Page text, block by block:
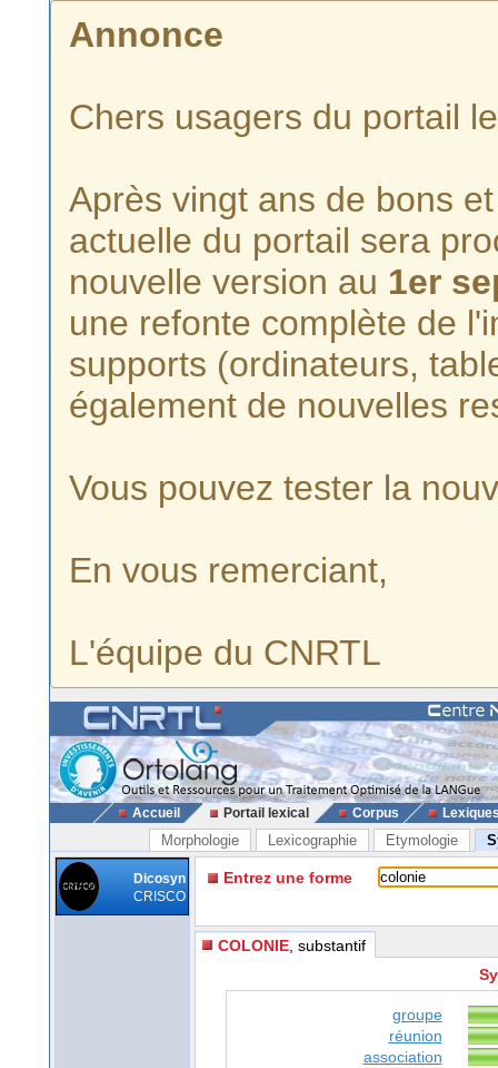
Annonce
Chers usagers du portail
Après vingt ans de bons
actuelle du portail sera
nouvelle version au 1er
une refonte complète de
supports (ordinateurs,
également de nouvelles
Vous pouvez tester la
En vous remerciant,
L'équipe du CNRTL
Accueil Portail lexical Corpus
Morphologie Lexicographie Etymologie
Dicosyn
CRISCO
Entrez une forme
COLONIE , substantif
groupe
réunion
association